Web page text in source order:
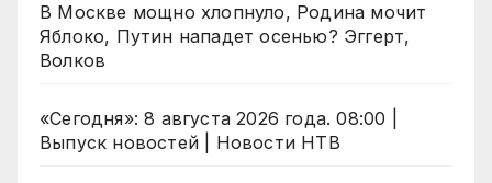
В Москве мощно хлопнуло, Родина мочит
Яблоко, Путин нападет осенью? Эггерт,
Волков
«Сегодня»: 8 августа 2026 года. 08:00 |
Выпуск новостей | Новости НТВ